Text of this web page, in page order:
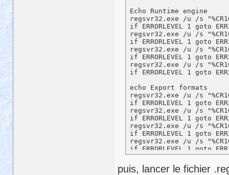
Echo Runtime engine
regsvr32.exe /u /s
if ERRORLEVEL 1 goto
regsvr32.exe /u /s
if ERRORLEVEL 1 goto
regsvr32.exe /u /s
if ERRORLEVEL 1 goto
regsvr32.exe /u /s
if ERRORLEVEL 1 goto
echo Export formats
regsvr32.exe /u /s
if ERRORLEVEL 1 goto
regsvr32.exe /u /s
if ERRORLEVEL 1 goto
regsvr32.exe /u /s
if ERRORLEVEL 1 goto
regsvr32.exe /u /s
if ERRORLEVEL 1 goto
regsvr32.exe /u /s
if ERRORLEVEL 1 goto
puis, lancer le fichier